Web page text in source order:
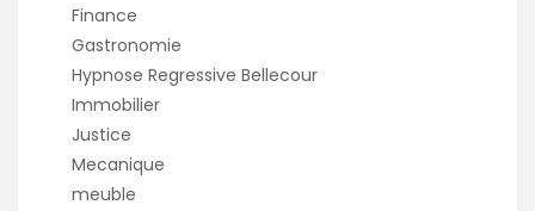
Finance
Gastronomie
Hypnose Regressive Bellecour
Immobilier
Justice
Mecanique
meuble